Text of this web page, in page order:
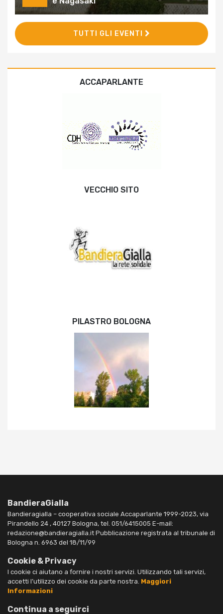
TUTTI GLI EVENTI
ACCAPARLANTE
VECCHIO SITO
PILASTRO BOLOGNA
BandieraGialla
Bandieragialla – cooperativa sociale Accaparlante 1999-2023, via
Pirandello 24 , 40127 Bologna, tel. 051/6415005 E-mail:
redazione@bandieragialla.it Pubblicazione registrata al tribunale di
Bologna n. 6963 del 18/11/99
Cookie & Privacy
I cookie ci aiutano a fornire i nostri servizi. Utilizzando tali servizi,
accetti l’utilizzo dei cookie da parte nostra. Maggiori
Informazioni
Continua a seguirci